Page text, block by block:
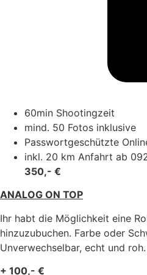
60min Shootingzeit
mind. 50 Fotos inklusive
Passwortgeschützte
inkl. 20 km Anfahrt ab
350,- €
ANALOG ON TOP
Ihr habt die Möglichkeit eine
hinzuzubuchen. Farbe oder
Unverwechselbar, echt und roh.
+ 100,- €